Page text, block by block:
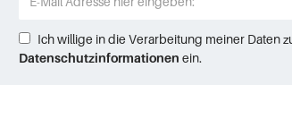
Ich willige in die Verarbeitung meiner Daten
Datenschutzinformationen ein.